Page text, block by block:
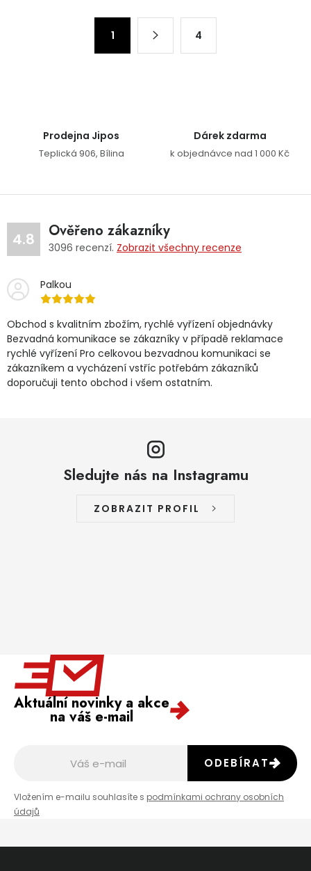
1 4
Prodejna Jipos
Teplická 906, Bílina
Dárek zdarma
k objednávce nad 1 000 Kč
4.8 Ověřeno zákazníky
3096 recenzí. Zobrazit všechny recenze
Palkou
Obchod s kvalitním zbožím, rychlé vyřízení objednávky
Bezvadná komunikace se zákazníky v případě reklamace
rychlé vyřízení Pro celkovou bezvadnou komunikaci se
zákazníkem a vycházení vstříc potřebám zákazníků
doporučuji tento obchod i všem ostatním.
Sledujte nás na Instagramu
ZOBRAZIT PROFIL
Aktuální novinky a akce
na váš e-mail
Vložením e-mailu souhlasíte s podmínkami ochrany osobních
údajů
ODEBÍRAT